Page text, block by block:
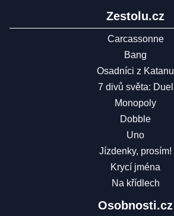
Zestolu.cz
Carcassonne
Bang
Osadníci z Katanu
7 divů světa: Duel
Monopoly
Dobble
Uno
Jízdenky, prosím!
Krycí jména
Na křídlech
Osobnosti.cz